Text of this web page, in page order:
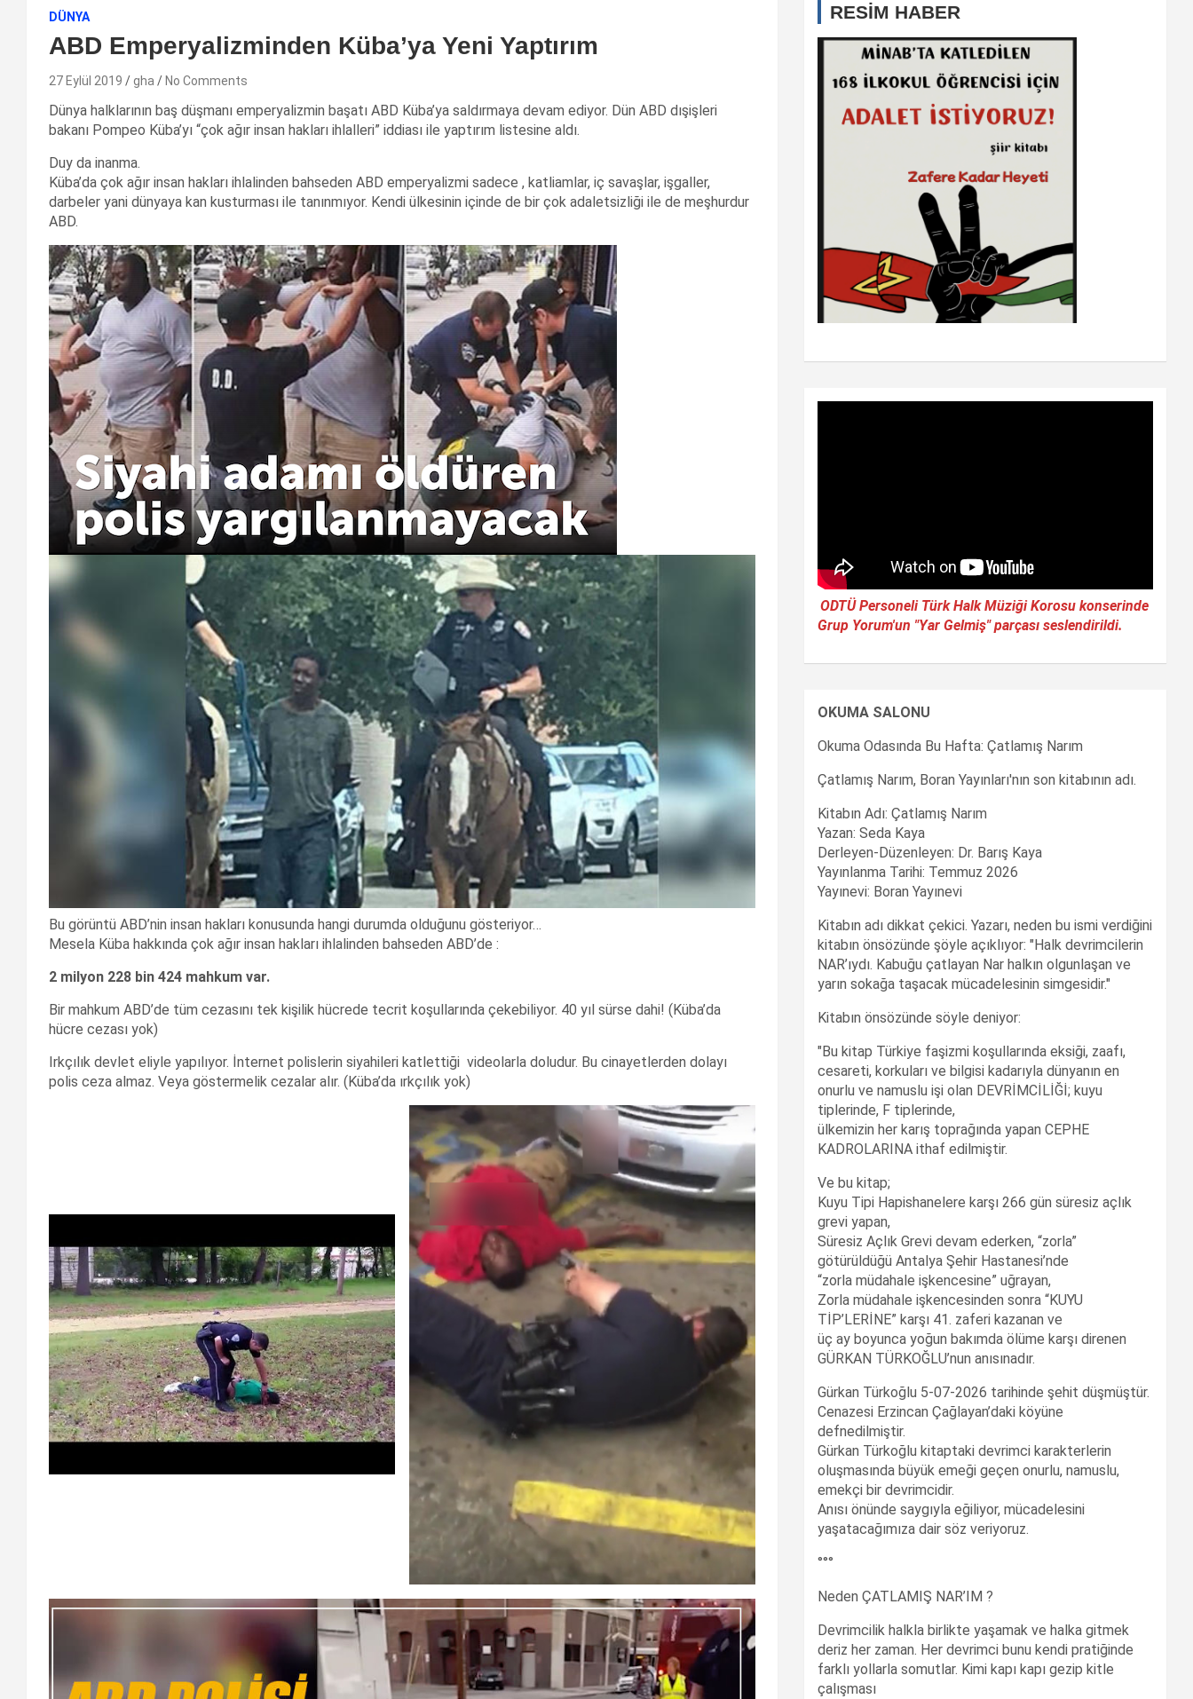
DÜNYA
ABD Emperyalizminden Küba’ya Yeni Yaptırım
27 Eylül 2019 gha No Comments
Dünya halklarının baş düşmanı emperyalizmin başatı ABD Küba’ya saldırmaya devam ediyor. Dün ABD dışişleri
bakanı Pompeo Küba’yı “çok ağır insan hakları ihlalleri” iddiası ile yaptırım listesine aldı.
Duy da inanma.
Küba’da çok ağır insan hakları ihlalinden bahseden ABD emperyalizmi sadece , katliamlar, iç savaşlar, işgaller,
darbeler yani dünyaya kan kusturması ile tanınmıyor. Kendi ülkesinin içinde de bir çok adaletsizliği ile de meşhurdur
ABD.
Bu görüntü ABD’nin insan hakları konusunda hangi durumda olduğunu gösteriyor…
Mesela Küba hakkında çok ağır insan hakları ihlalinden bahseden ABD’de :
2 milyon 228 bin 424 mahkum var.
Bir mahkum ABD’de tüm cezasını tek kişilik hücrede tecrit koşullarında çekebiliyor. 40 yıl sürse dahi! (Küba’da
hücre cezası yok)
Irkçılık devlet eliyle yapılıyor. İnternet polislerin siyahileri katlettiği videolarla doludur. Bu cinayetlerden dolayı
polis ceza almaz. Veya göstermelik cezalar alır. (Küba’da ırkçılık yok)
RESİM HABER
ODTÜ Personeli Türk Halk Müziği Korosu konserinde
Grup Yorum'un "Yar Gelmiş" parçası seslendirildi.
OKUMA SALONU
Okuma Odasında Bu Hafta: Çatlamış Narım
Çatlamış Narım, Boran Yayınları'nın son kitabının adı.
Kitabın Adı: Çatlamış Narım
Yazan: Seda Kaya
Derleyen-Düzenleyen: Dr. Barış Kaya
Yayınlanma Tarihi: Temmuz 2026
Yayınevi: Boran Yayınevi
Kitabın adı dikkat çekici. Yazarı, neden bu ismi verdiğini
kitabın önsözünde şöyle açıklıyor: "Halk devrimcilerin
NAR’ıydı. Kabuğu çatlayan Nar halkın olgunlaşan ve
yarın sokağa taşacak mücadelesinin simgesidir."
Kitabın önsözünde söyle deniyor:
"Bu kitap Türkiye faşizmi koşullarında eksiği, zaafı,
cesareti, korkuları ve bilgisi kadarıyla dünyanın en
onurlu ve namuslu işi olan DEVRİMCİLİĞİ; kuyu
tiplerinde, F tiplerinde,
ülkemizin her karış toprağında yapan CEPHE
KADROLARINA ithaf edilmiştir.
Ve bu kitap;
Kuyu Tipi Hapishanelere karşı 266 gün süresiz açlık
grevi yapan,
Süresiz Açlık Grevi devam ederken, “zorla”
götürüldüğü Antalya Şehir Hastanesi’nde
“zorla müdahale işkencesine” uğrayan,
Zorla müdahale işkencesinden sonra “KUYU
TİP’LERİNE” karşı 41. zaferi kazanan ve
üç ay boyunca yoğun bakımda ölüme karşı direnen
GÜRKAN TÜRKOĞLU’nun anısınadır.
Gürkan Türkoğlu 5-07-2026 tarihinde şehit düşmüştür.
Cenazesi Erzincan Çağlayan’daki köyüne
defnedilmiştir.
Gürkan Türkoğlu kitaptaki devrimci karakterlerin
oluşmasında büyük emeği geçen onurlu, namuslu,
emekçi bir devrimcidir.
Anısı önünde saygıyla eğiliyor, mücadelesini
yaşatacağımıza dair söz veriyoruz.
°°°
Neden ÇATLAMIŞ NAR’IM ?
Devrimcilik halkla birlikte yaşamak ve halka gitmek
deriz her zaman. Her devrimci bunu kendi pratiğinde
farklı yollarla somutlar. Kimi kapı kapı gezip kitle
çalışması